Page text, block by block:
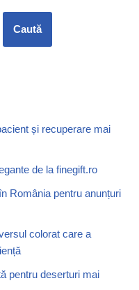
Caută
și recuperare mai
de la finegift.ro
România pentru anunțuri
colorat care a
pentru deserturi mai